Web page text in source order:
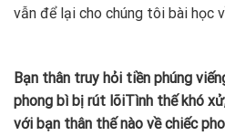
vẫn để lại cho chúng tôi bài học
Bạn thân truy hỏi tiền phúng
phong bì bị rút lõiTình thế khó
với bạn thân thế nào về chiếc